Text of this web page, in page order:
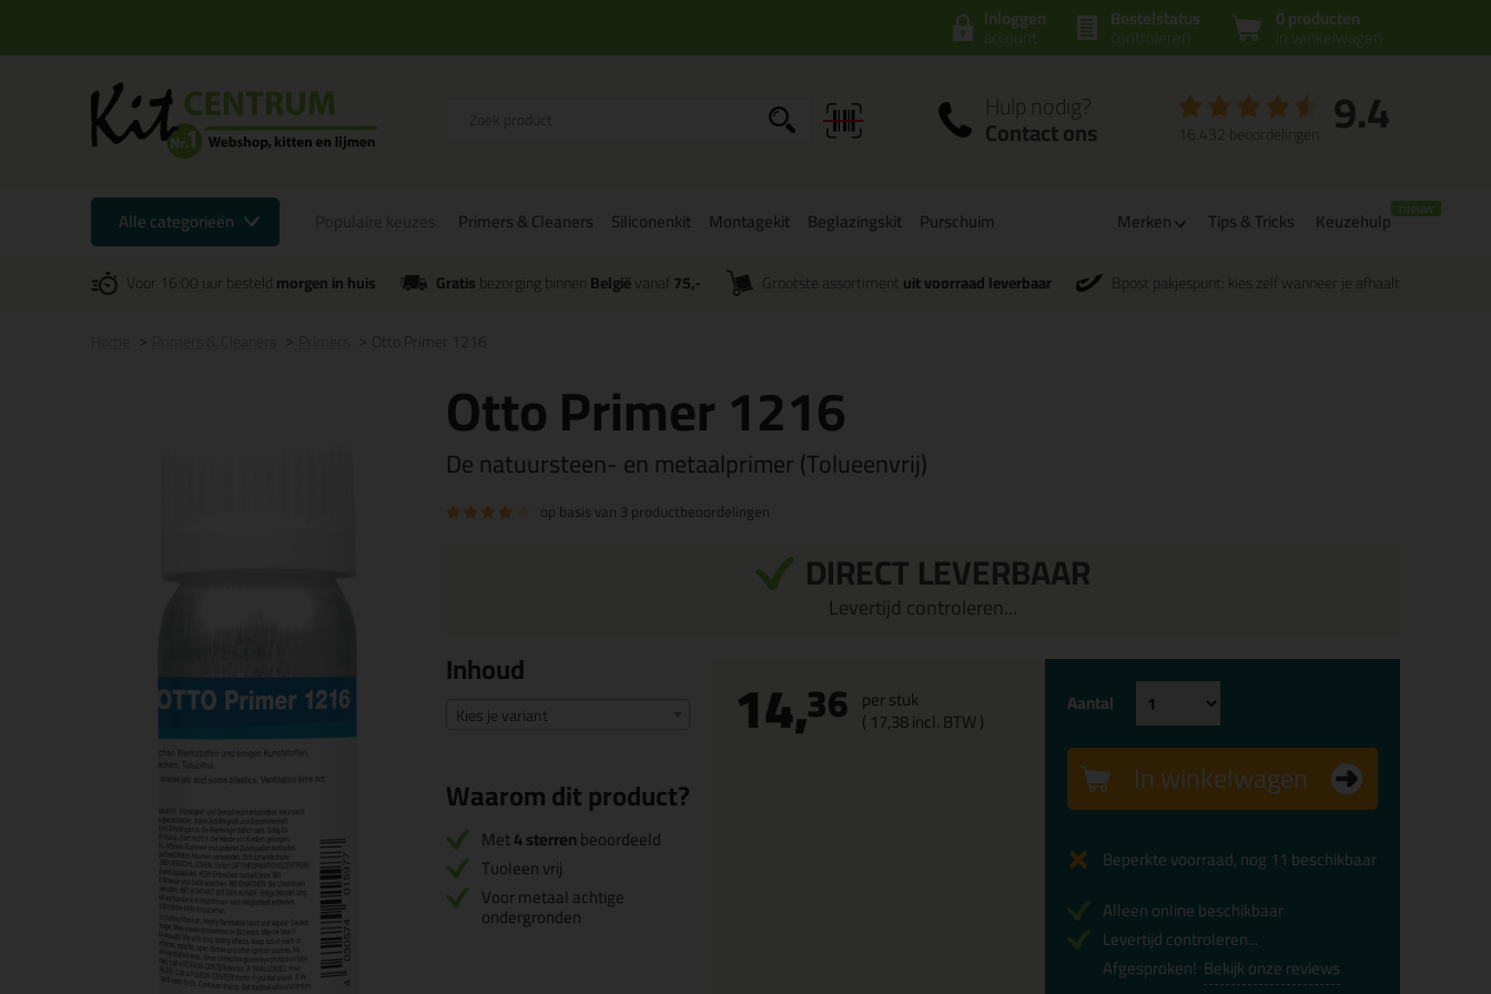
0 producten
in winkelwagen
Bestelstatus
controleren
Inloggen
account
Hulp nodig?
Contact ons 9.4
16.432 beoordelingen
Alle categorieën Primers & Cleaners Siliconenkit Montagekit Beglazingskit Purschuim Merken Tips & Tricks Keuzehulp
Voor 16:00 uur besteldmorgen in huis Gratisbezorging binnenBelgiëvanaf 75,- Grootste assortiment uit voorraad leverbaar Bpost pakjespunt: kies zelf wanneer je afhaalt
Otto Primer 1216
Otto Primer 1216
De natuursteen- en metaalprimer (Tolueenvrij)
op basis van 3 productbeoordelingen
DIRECT LEVERBAAR
Levertijd controleren...
Inhoud
Kies je variant
Waarom dit product?
Met4 sterrenbeoordeeld
Tuoleen vrij
Voor metaal achtige
ondergronden
14,36 per stuk
( 17,38incl. BTW )
Aantal
In winkelwagen
Beperkte voorraad, nog 11 beschikbaar
Alleen online beschikbaar
Levertijd controleren...
Afgesproken! Bekijk onze reviews